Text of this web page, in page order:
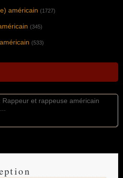
américain (1727)
(345)
(533)